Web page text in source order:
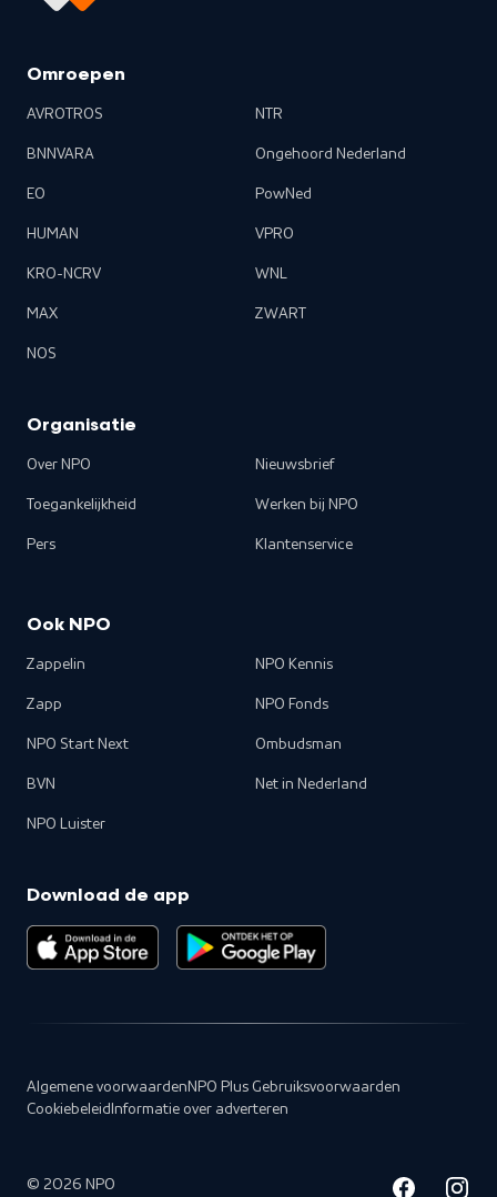
Omroepen
AVROTROS
BNNVARA
EO
HUMAN
KRO-NCRV
MAX
NOS
NTR
Ongehoord Nederland
PowNed
VPRO
WNL
ZWART
Organisatie
Over NPO
Toegankelijkheid
Pers
Nieuwsbrief
Werken bij NPO
Klantenservice
Ook NPO
Zappelin
Zapp
NPO Start Next
BVN
NPO Luister
NPO Kennis
NPO Fonds
Ombudsman
Net in Nederland
Download de app
Algemene voorwaarden NPO Plus Gebruiksvoorwaarden
Cookiebeleid Informatie over adverteren
© 2026 NPO